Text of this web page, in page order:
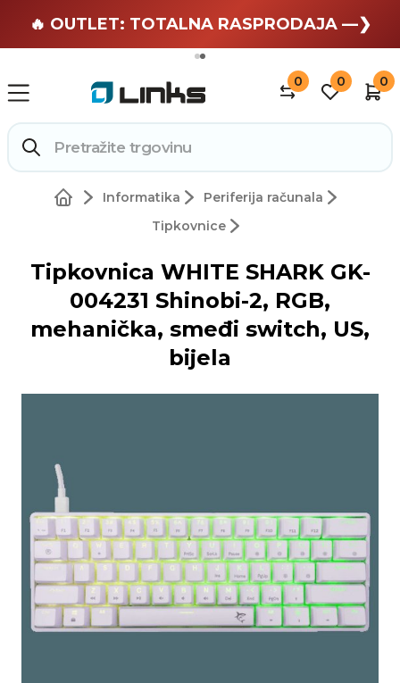
🏄 Zaslužuješ odmor —❯
🔥 OUTLET: TOTALNA RASPRODAJA —❯
0 0 0
Informatika
Periferija računala
Tipkovnice
Tipkovnica WHITE SHARK GK-
004231 Shinobi-2, RGB,
mehanička, smeđi switch, US,
bijela